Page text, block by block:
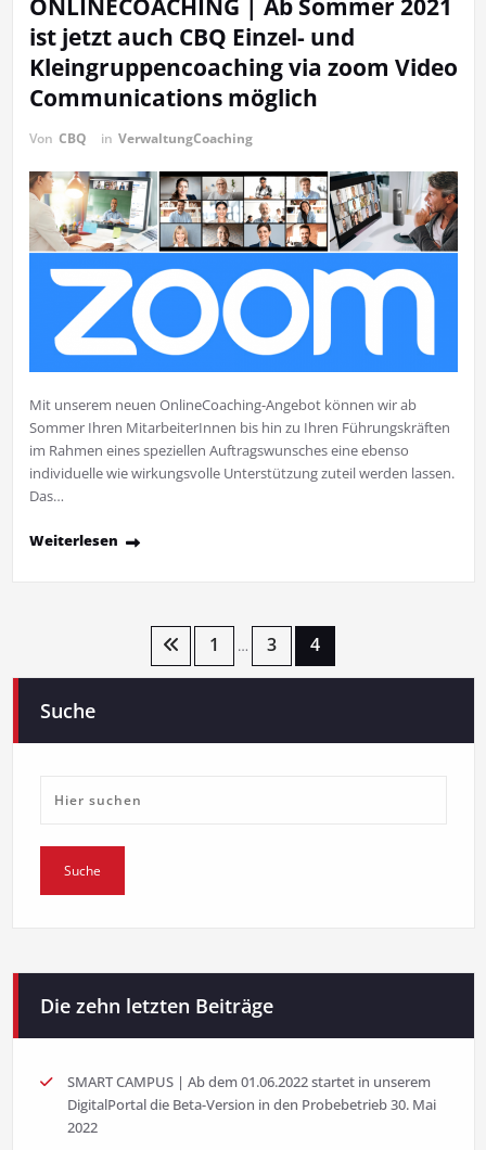
ONLINECOACHING | Ab Sommer 2021
ist jetzt auch CBQ Einzel- und
Kleingruppencoaching via zoom Video
Communications möglich
Von CBQ in VerwaltungCoaching
Mit unserem neuen OnlineCoaching-Angebot können wir ab
Sommer Ihren MitarbeiterInnen bis hin zu Ihren Führungskräften
im Rahmen eines speziellen Auftragswunsches eine ebenso
individuelle wie wirkungsvolle Unterstützung zuteil werden lassen.
Das…
Weiterlesen
Beitragsnavigation
1 … 3 4
Suche
Die zehn letzten Beiträge
SMART CAMPUS | Ab dem 01.06.2022 startet in unserem
DigitalPortal die Beta-Version in den Probebetrieb30. Mai
2022